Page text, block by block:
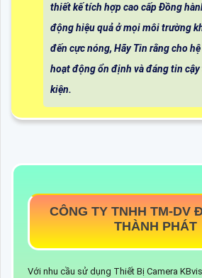
thiết kế tích hợp cao cấp Đồng
động hiệu quả ở mọi môi trường
đến cực nóng, Hãy Tin rằng cho
hoạt động ổn định và đáng tin
kiện.
CÔNG TY TNHH TM-DV
THÀNH PHÁT
Với nhu cầu sử dụng Thiết Bị Camera